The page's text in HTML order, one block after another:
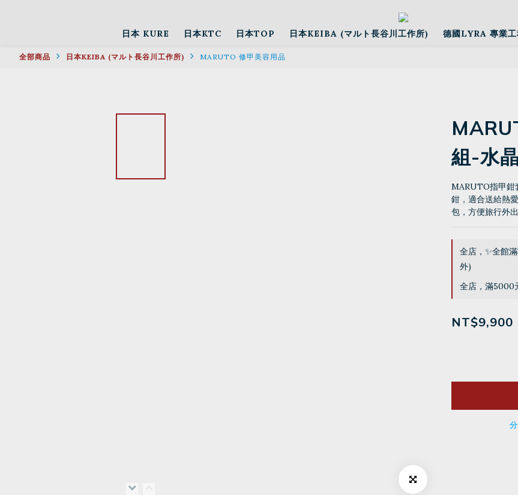
日本 KURE
日本KTC 日本TOP 日本KEIBA (マルト長谷川工作所) 德國LYRA 專業工
全部商品 日本KEIBA (マルト長谷川工作所) MARUTO 修甲美容用品
組-水
MARUTO指甲鉗
鉗，適合送給熱
包，方便旅行外出
全店，✨全館
外)
全店，滿5000
NT$9,900